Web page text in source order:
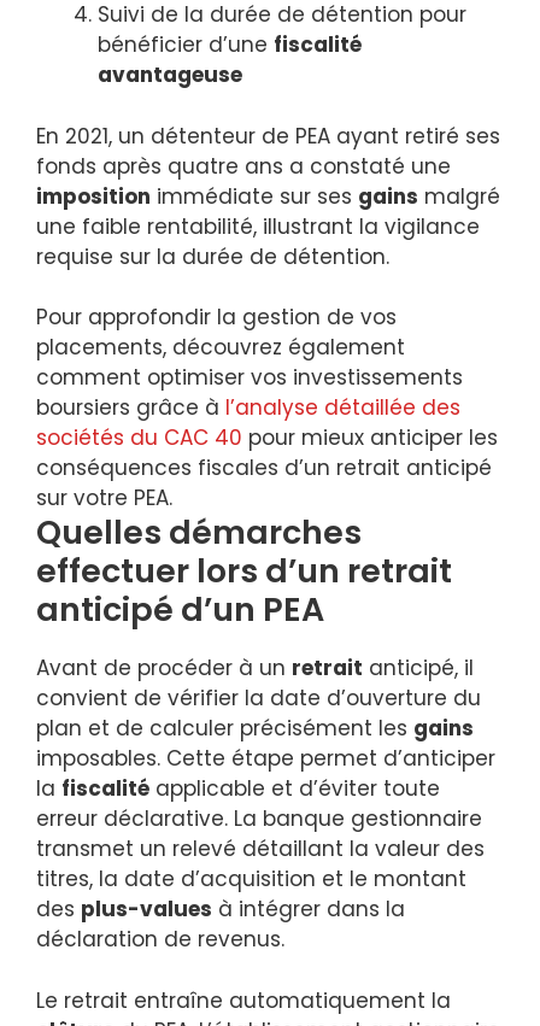
Suivi de la durée de détention pour
bénéficier d’une fiscalité
avantageuse
En 2021, un détenteur de PEA ayant retiré ses
fonds après quatre ans a constaté une
imposition immédiate sur ses gains malgré
une faible rentabilité, illustrant la vigilance
requise sur la durée de détention.
Pour approfondir la gestion de vos
placements, découvrez également
comment optimiser vos investissements
boursiers grâce à l’analyse détaillée des
sociétés du CAC 40 pour mieux anticiper les
conséquences fiscales d’un retrait anticipé
sur votre PEA.
Quelles démarches
effectuer lors d’un retrait
anticipé d’un PEA
Avant de procéder à un retrait anticipé, il
convient de vérifier la date d’ouverture du
plan et de calculer précisément les gains
imposables. Cette étape permet d’anticiper
la fiscalité applicable et d’éviter toute
erreur déclarative. La banque gestionnaire
transmet un relevé détaillant la valeur des
titres, la date d’acquisition et le montant
des plus-values à intégrer dans la
déclaration de revenus.
Le retrait entraîne automatiquement la